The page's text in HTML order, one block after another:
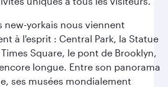
new-yorkais nous viennent
à l'esprit : Central Park, la Statue
Square, le pont de Brooklyn,
longue. Entre son panorama
ses musées mondialement